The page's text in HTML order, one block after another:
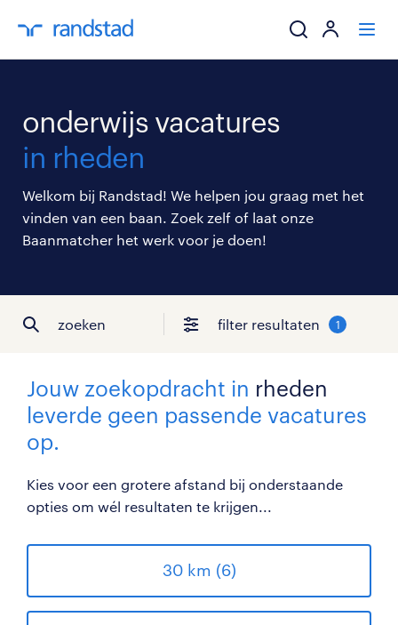
mijn carrière
over randstad
onderwijs vacatures
in rheden
Welkom bij Randstad! We helpen jou graag met het
vinden van een baan. Zoek zelf of laat onze
Baanmatcher het werk voor je doen!
zoeken filter resultaten 1
Jouw zoekopdracht in rheden
leverde geen passende vacatures
op.
Kies voor een grotere afstand bij onderstaande
opties om wél resultaten te krijgen...
30 km (6)